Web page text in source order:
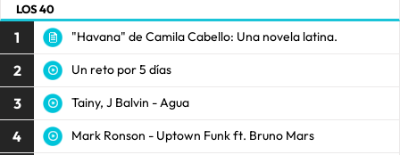
LOS 40
1 "Havana" de Camila Cabello: Una novela latina.
2 Un reto por 5 días
3 Tainy, J Balvin - Agua
4 Mark Ronson - Uptown Funk ft. Bruno Mars